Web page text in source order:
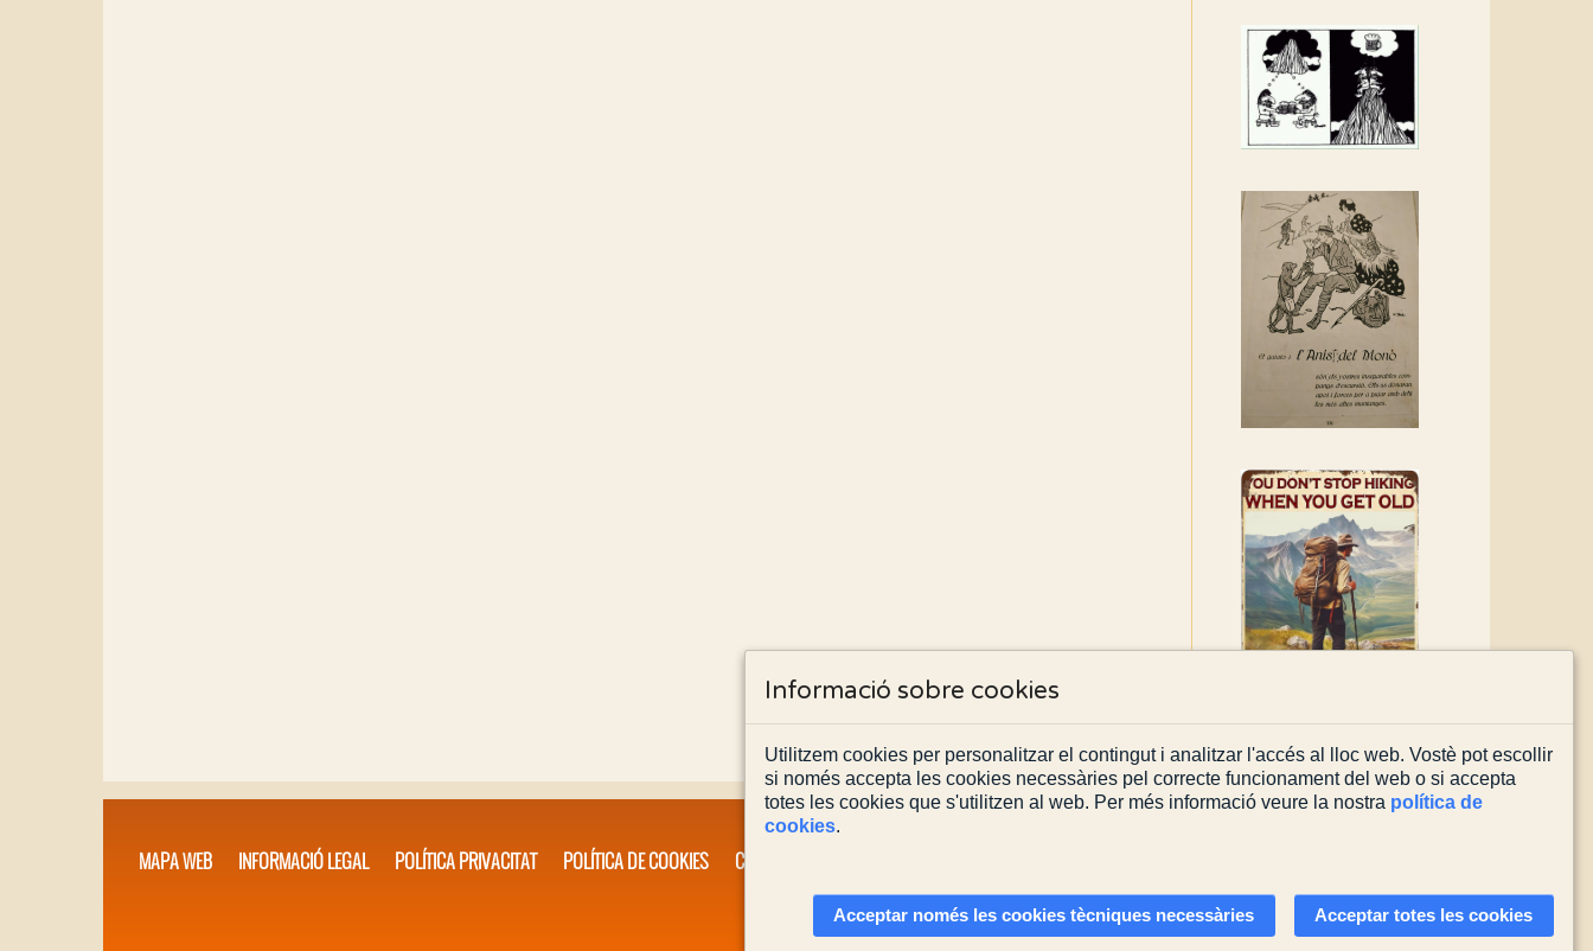
recuperació del refugi i de
l'entorn de Sant Aniol
MAPA WEB INFORMACIÓ LEGAL POLÍTICA PRIVACITAT POLÍTICA DE COOKIES CONTACTA'NS
Actualitzada el03/08/2026
Informació sobre cookies
Utilitzem cookies per personalitzar el contingut i analitzar l'accés al lloc web. Vostè pot escollir
si només accepta les cookies necessàries pel correcte funcionament del web o si accepta
totes les cookies que s'utilitzen al web. Per més informació veure la nostra política de
cookies.
Acceptar només les cookies tècniques necessàries Acceptar totes les cookies